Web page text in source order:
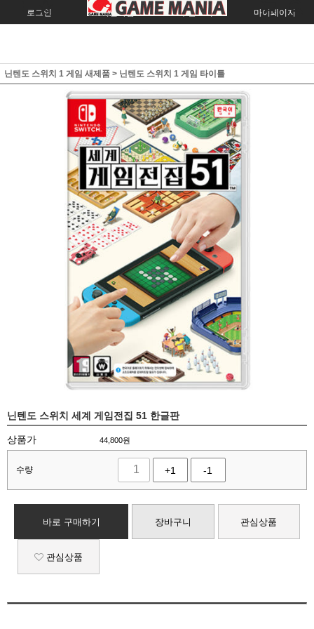
로그인 회원가입 주문조회 마이페이지
닌텐도 스위치 1 게임 새제품 > 닌텐도 스위치 1 게임 타이틀
닌텐도 스위치 세계 게임전집 51 한글판
상품가 44,800원
수량 +1 -1
바로 구매하기 장바구니 관심상품
관심상품